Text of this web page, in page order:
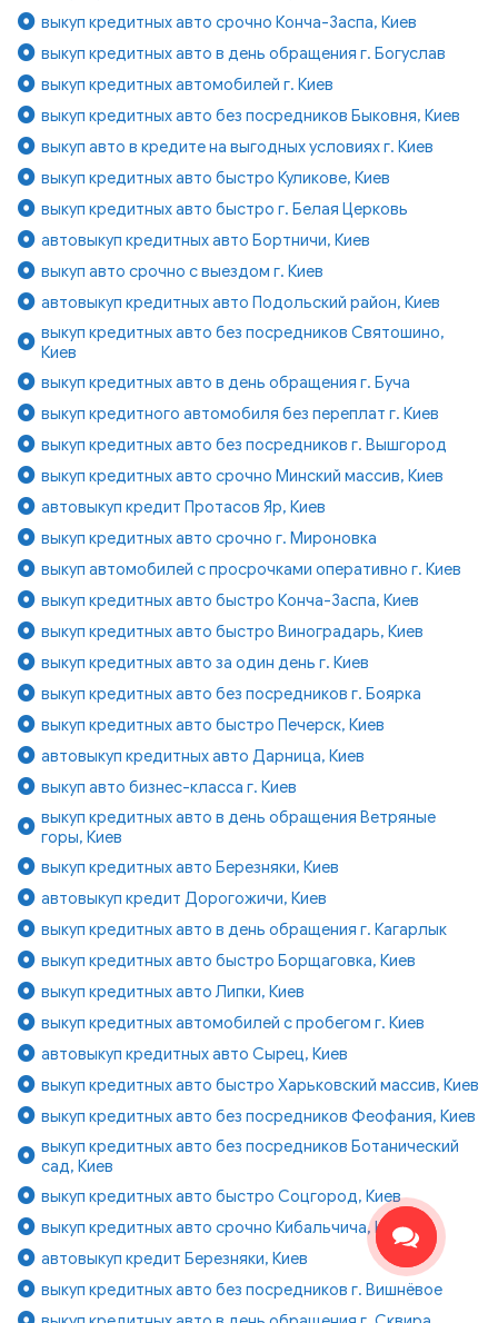
выкуп кредитных авто срочно Конча-Заспа, Киев
выкуп кредитных авто в день обращения г. Богуслав
выкуп кредитных автомобилей г. Киев
выкуп кредитных авто без посредников Быковня, Киев
выкуп авто в кредите на выгодных условиях г. Киев
выкуп кредитных авто быстро Куликове, Киев
выкуп кредитных авто быстро г. Белая Церковь
автовыкуп кредитных авто Бортничи, Киев
выкуп авто срочно с выездом г. Киев
автовыкуп кредитных авто Подольский район, Киев
выкуп кредитных авто без посредников Святошино,
Киев
выкуп кредитных авто в день обращения г. Буча
выкуп кредитного автомобиля без переплат г. Киев
выкуп кредитных авто без посредников г. Вышгород
выкуп кредитных авто срочно Минский массив, Киев
автовыкуп кредит Протасов Яр, Киев
выкуп кредитных авто срочно г. Мироновка
выкуп автомобилей с просрочками оперативно г. Киев
выкуп кредитных авто быстро Конча-Заспа, Киев
выкуп кредитных авто быстро Виноградарь, Киев
выкуп кредитных авто за один день г. Киев
выкуп кредитных авто без посредников г. Боярка
выкуп кредитных авто быстро Печерск, Киев
автовыкуп кредитных авто Дарница, Киев
выкуп авто бизнес-класса г. Киев
выкуп кредитных авто в день обращения Ветряные
горы, Киев
выкуп кредитных авто Березняки, Киев
автовыкуп кредит Дорогожичи, Киев
выкуп кредитных авто в день обращения г. Кагарлык
выкуп кредитных авто быстро Борщаговка, Киев
выкуп кредитных авто Липки, Киев
выкуп кредитных автомобилей с пробегом г. Киев
автовыкуп кредитных авто Сырец, Киев
выкуп кредитных авто быстро Харьковский массив, Киев
выкуп кредитных авто без посредников Феофания, Киев
выкуп кредитных авто без посредников Ботанический
сад, Киев
выкуп кредитных авто быстро Соцгород, Киев
выкуп кредитных авто срочно Кибальчича, Киев
автовыкуп кредит Березняки, Киев
выкуп кредитных авто без посредников г. Вишнёвое